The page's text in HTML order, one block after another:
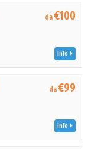
da€100
Info
da€99
Info